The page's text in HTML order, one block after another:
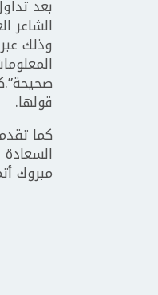
بعد
الشاعر
وذلك
قولها.
كما
السعادة
مبروك